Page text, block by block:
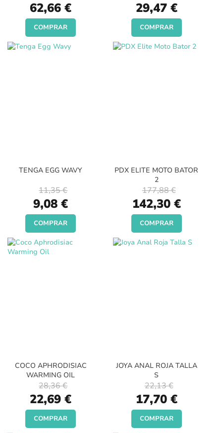
Special
Price
62,66 €
COMPRAR
Special
Price
29,47 €
COMPRAR
TENGA EGG WAVY
Special
Price
9,08 €
11,35 €
COMPRAR
PDX ELITE MOTO BATOR
2
Special
Price
142,30 €
177,88 €
COMPRAR
COCO APHRODISIAC
WARMING OIL
Special
Price
22,69 €
28,36 €
COMPRAR
JOYA ANAL ROJA TALLA
S
Special
Price
17,70 €
22,13 €
COMPRAR